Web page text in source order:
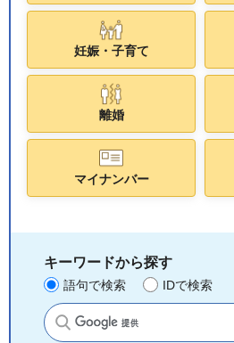
妊娠・子育て
離婚
マイナンバー
キーワードから探す
語句で検索 IDで検索
サイト内検索